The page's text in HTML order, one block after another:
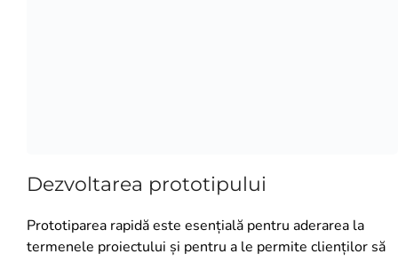
Dezvoltarea prototipului
Prototiparea rapidă este esențială pentru aderarea la
termenele proiectului și pentru a le permite clienților să